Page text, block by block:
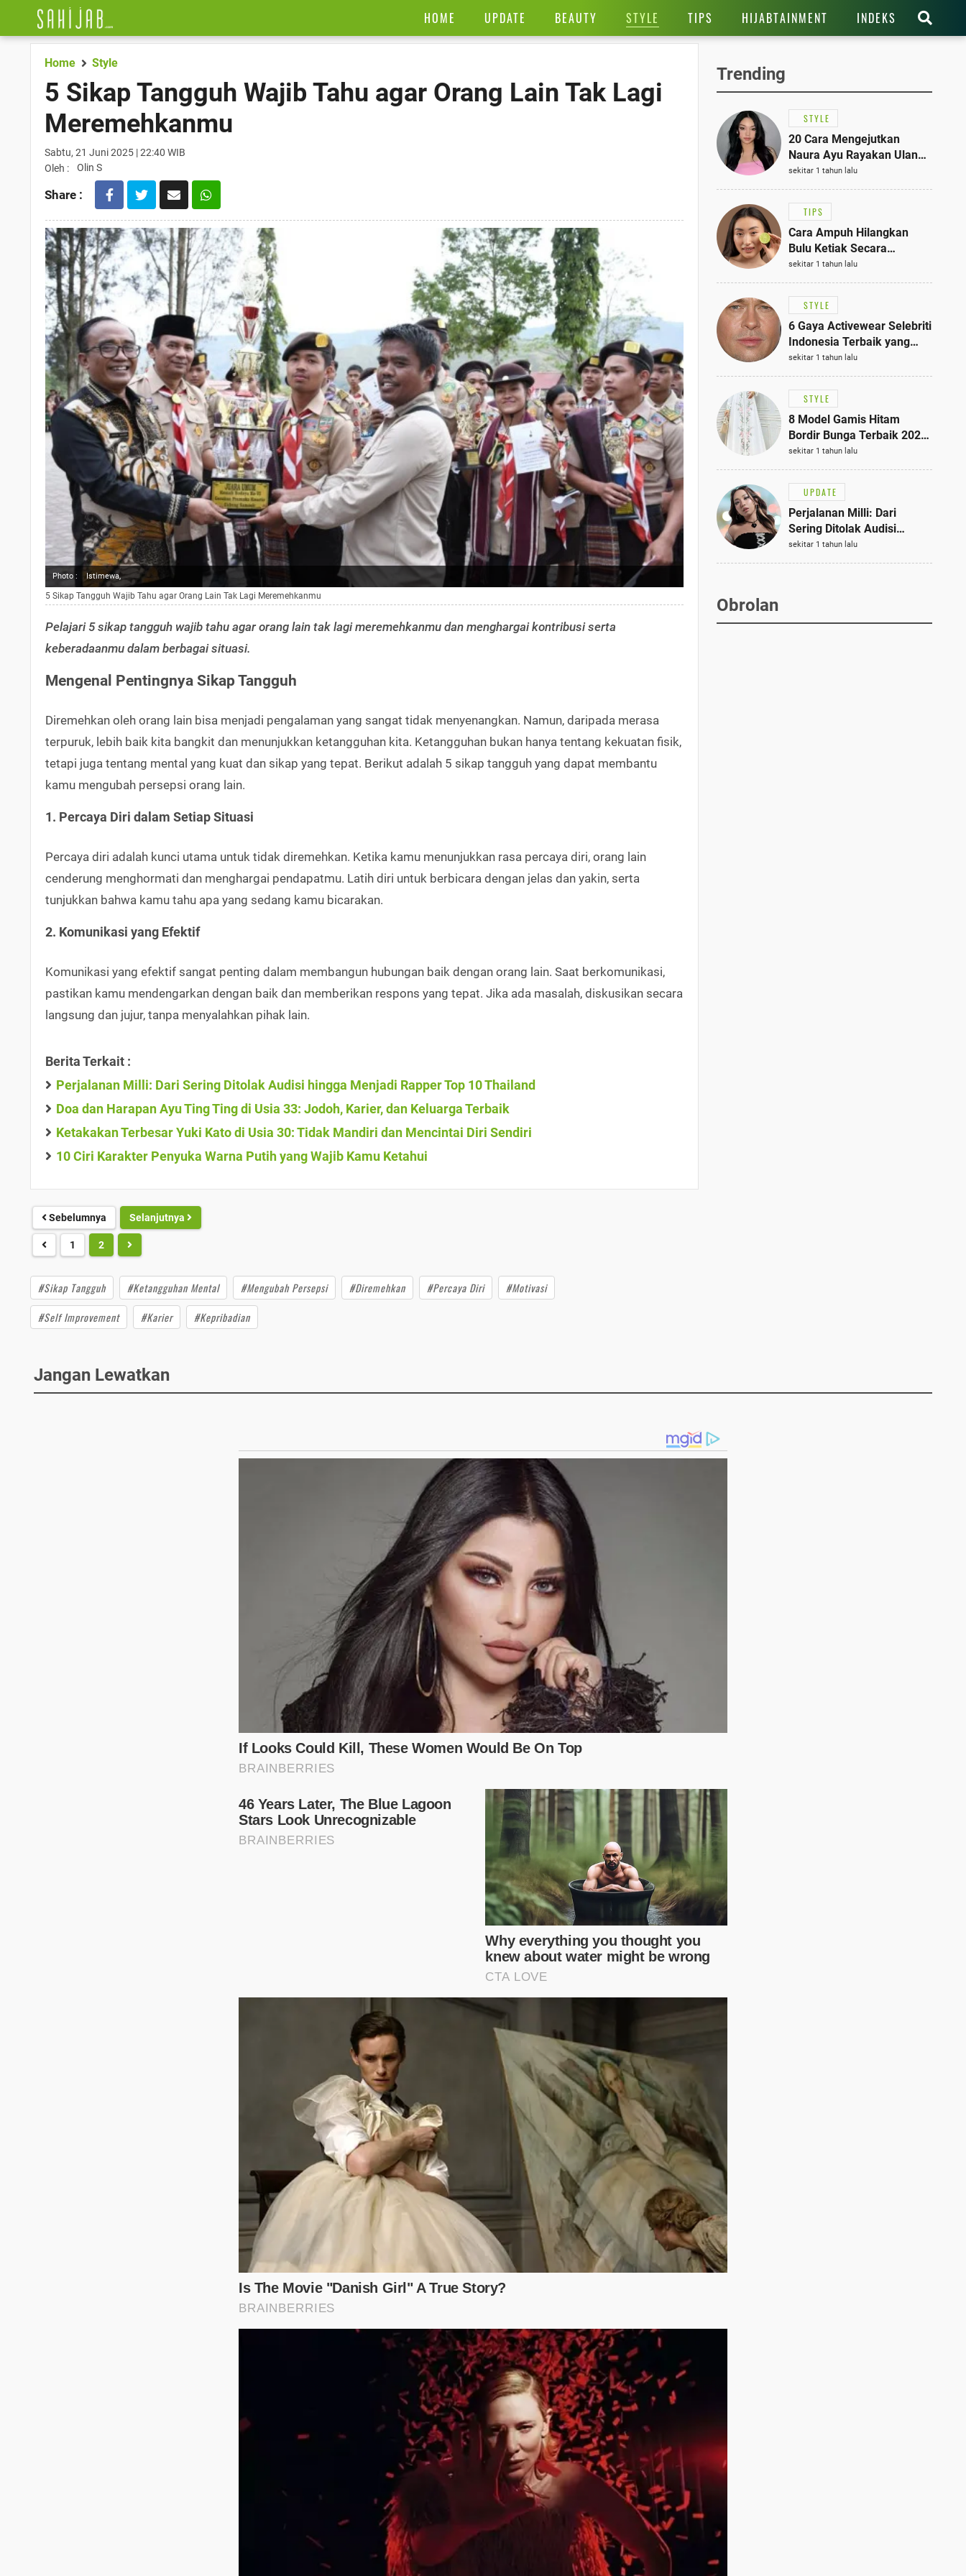
HOME UPDATE BEAUTY STYLE TIPS HIJABTAINMENT INDEKS
Home Style
5 Sikap Tangguh Wajib Tahu agar Orang Lain Tak Lagi
Meremehkanmu
Sabtu, 21 Juni 2025 | 22:40 WIB
Oleh :
Olin S
Share :
Photo : Istimewa,
5 Sikap Tangguh Wajib Tahu agar Orang Lain Tak Lagi Meremehkanmu
Pelajari 5 sikap tangguh wajib tahu agar orang lain tak lagi meremehkanmu dan menghargai kontribusi serta
keberadaanmu dalam berbagai situasi.
Mengenal Pentingnya Sikap Tangguh
Diremehkan oleh orang lain bisa menjadi pengalaman yang sangat tidak menyenangkan. Namun, daripada merasa
terpuruk, lebih baik kita bangkit dan menunjukkan ketangguhan kita. Ketangguhan bukan hanya tentang kekuatan fisik,
tetapi juga tentang mental yang kuat dan sikap yang tepat. Berikut adalah 5 sikap tangguh yang dapat membantu
kamu mengubah persepsi orang lain.
1. Percaya Diri dalam Setiap Situasi
Percaya diri adalah kunci utama untuk tidak diremehkan. Ketika kamu menunjukkan rasa percaya diri, orang lain
cenderung menghormati dan menghargai pendapatmu. Latih diri untuk berbicara dengan jelas dan yakin, serta
tunjukkan bahwa kamu tahu apa yang sedang kamu bicarakan.
2. Komunikasi yang Efektif
Komunikasi yang efektif sangat penting dalam membangun hubungan baik dengan orang lain. Saat berkomunikasi,
pastikan kamu mendengarkan dengan baik dan memberikan respons yang tepat. Jika ada masalah, diskusikan secara
langsung dan jujur, tanpa menyalahkan pihak lain.
Berita Terkait :
Perjalanan Milli: Dari Sering Ditolak Audisi hingga Menjadi Rapper Top 10 Thailand
Doa dan Harapan Ayu Ting Ting di Usia 33: Jodoh, Karier, dan Keluarga Terbaik
Ketakakan Terbesar Yuki Kato di Usia 30: Tidak Mandiri dan Mencintai Diri Sendiri
10 Ciri Karakter Penyuka Warna Putih yang Wajib Kamu Ketahui
Sebelumnya Selanjutnya
1 2
#Sikap Tangguh #Ketangguhan Mental #Mengubah Persepsi #Diremehkan #Percaya Diri
#Motivasi
#Self Improvement
#Karier #Kepribadian
Trending
STYLE
20 Cara Mengejutkan
Naura Ayu Rayakan Ulang
Tahun di Panti Asuhan,
Terlihat Anggun dengan
Kaftan Cokelat
sekitar 1 tahun lalu
TIPS
Cara Ampuh Hilangkan
Bulu Ketiak Secara
Permanen dalam 5
Langkah Sederhana
sekitar 1 tahun lalu
STYLE
6 Gaya Activewear Selebriti
Indonesia Terbaik yang
Bisa Jadi Inspirasi
Fashionmu
sekitar 1 tahun lalu
STYLE
8 Model Gamis Hitam
Bordir Bunga Terbaik 2025,
Stylish untuk Hangout
hingga Acara Semi-Formal
sekitar 1 tahun lalu
UPDATE
Perjalanan Milli: Dari
Sering Ditolak Audisi
hingga Menjadi Rapper Top
10 Thailand
sekitar 1 tahun lalu
Obrolan
Jangan Lewatkan